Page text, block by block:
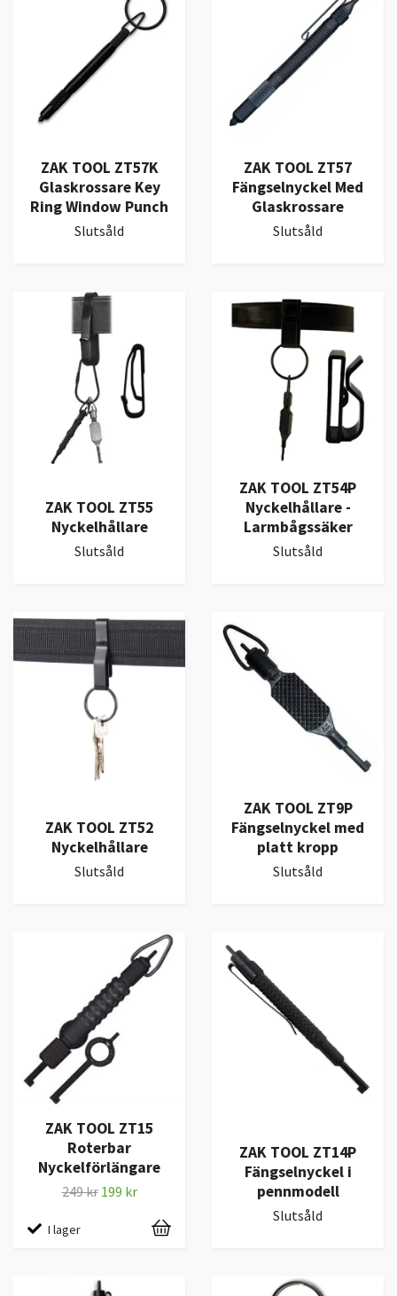
ZAK TOOL ZT57K
Glaskrossare Key
Ring Window Punch
Slutsåld
ZAK TOOL ZT57
Fängselnyckel Med
Glaskrossare
Slutsåld
ZAK TOOL ZT55
Nyckelhållare
Slutsåld
ZAK TOOL ZT54P
Nyckelhållare -
Larmbågssäker
Slutsåld
ZAK TOOL ZT52
Nyckelhållare
Slutsåld
ZAK TOOL ZT9P
Fängselnyckel med
platt kropp
Slutsåld
ZAK TOOL ZT15
Roterbar
Nyckelförlängare
249 kr 199 kr
I lager
ZAK TOOL ZT14P
Fängselnyckel i
pennmodell
Slutsåld